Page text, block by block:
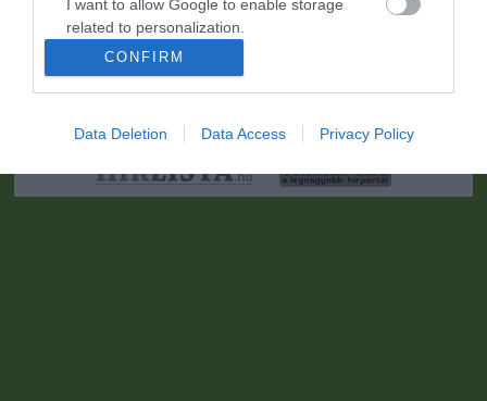
I want to allow Google to enable storage
related to personalization.
I want to allow Google to enable storage
related to security, including authentication
user protection.
CONFIRM
Data Deletion Data Access Privacy Policy
Portál szoftver és szerkesztőségi CMS, DMS rendszer:© PortalWare, 2017
Magnum IT Kft.
Médiaajánlat és hirdetési akciók
nyiltakozat•Fórum•Írj Nekünk!•
Partnerek• ma.hu RSS csatornái•